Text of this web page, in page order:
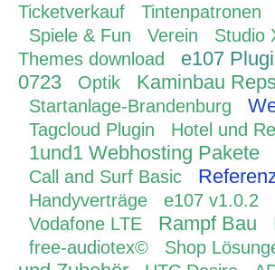
Ticketverkauf Tintenpatronen
Spiele & Fun
Verein Studio
Themes download
e107
0723 Optik Kaminbau
Startanlage-Brandenburg
Tagcloud Plugin
Hotel und
1und1 Webhosting Pakete
Call and Surf Basic
Handyverträge e107 v1.0.2
Vodafone LTE Rampf Bau
free-audiotex© Shop